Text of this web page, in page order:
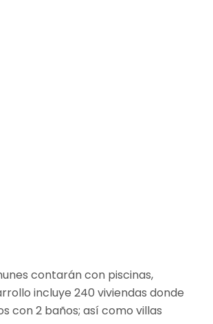
contarán con piscinas,
incluye 240 viviendas donde
con 2 baños; así como villas